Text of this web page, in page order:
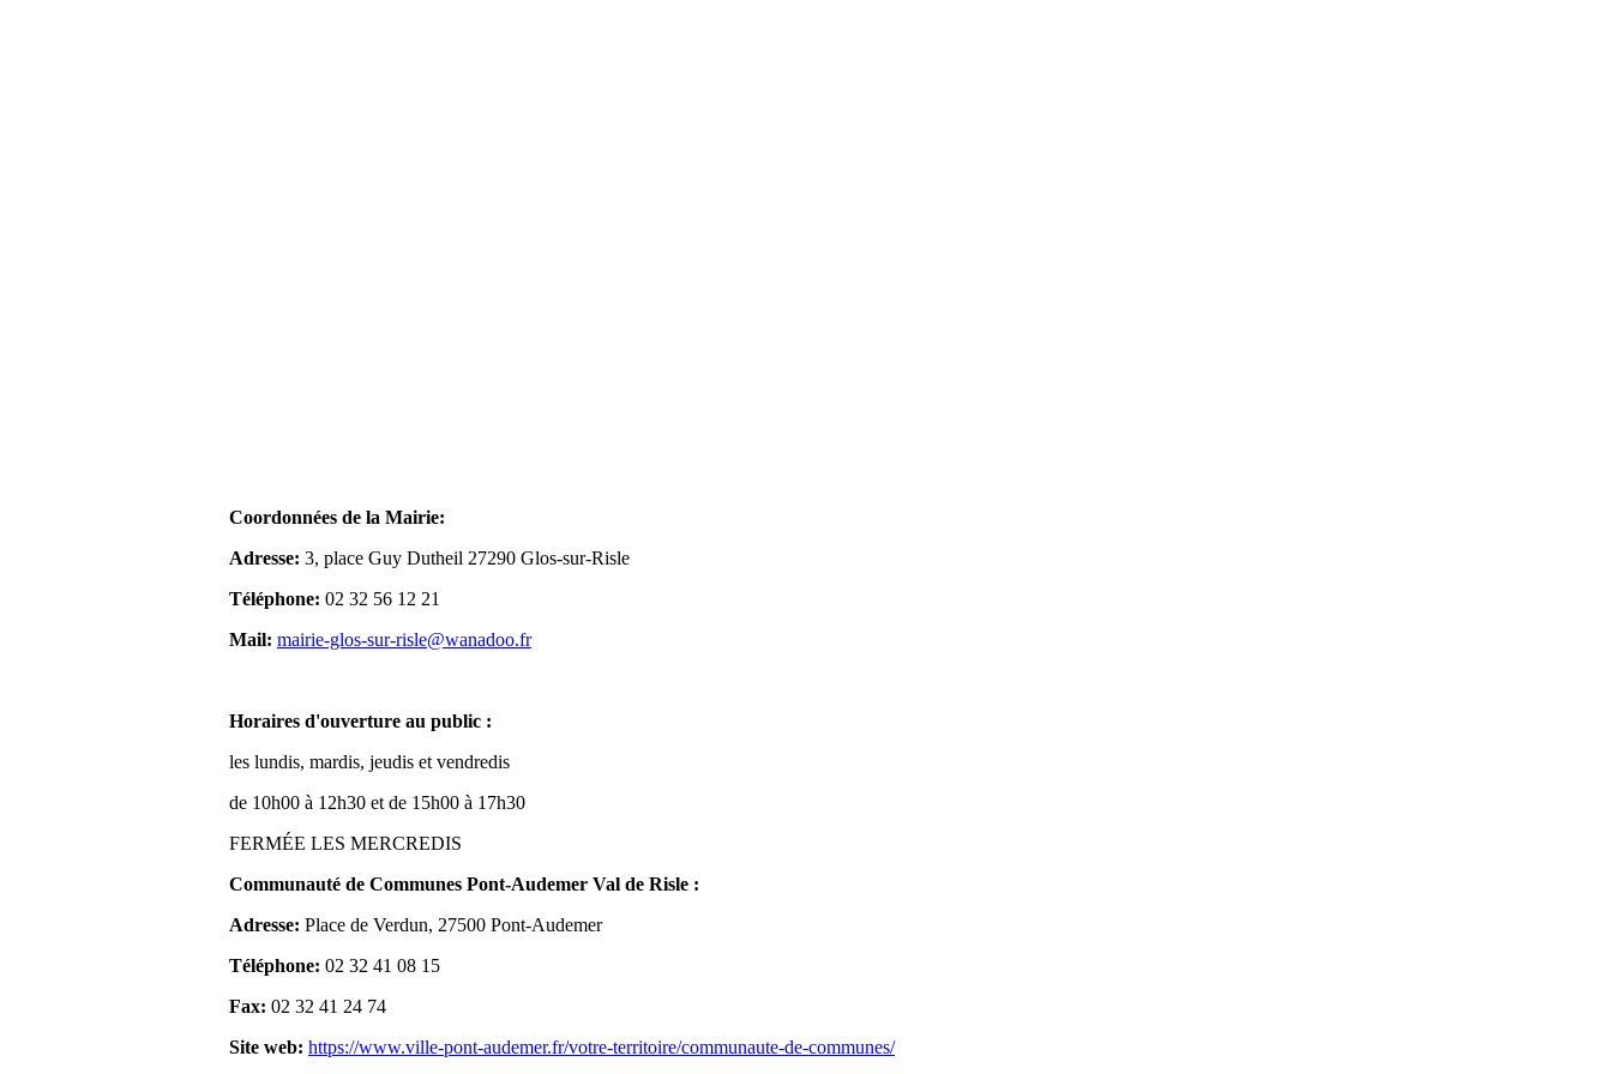
Coordonnées de la Mairie:
Adresse: 3, place Guy Dutheil 27290 Glos-sur-Risle
Téléphone: 02 32 56 12 21
Mail: mairie-glos-sur-risle@wanadoo.fr
Horaires d'ouverture au public :
les lundis, mardis, jeudis et vendredis
de 10h00 à 12h30 et de 15h00 à 17h30
FERMÉE LES MERCREDIS
Communauté de Communes Pont-Audemer Val de Risle :
Adresse: Place de Verdun, 27500 Pont-Audemer
Téléphone: 02 32 41 08 15
Fax: 02 32 41 24 74
Site web: https://www.ville-pont-audemer.fr/votre-territoire/communaute-de-communes/